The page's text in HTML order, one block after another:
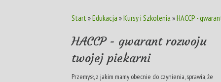
Start »Edukacja »Kursy i Szkolenia »HACCP -
HACCP - gwarant rozwoju
twojej piekarni
Przemysł, z jakim mamy obecnie do czynienia, sprawia, że